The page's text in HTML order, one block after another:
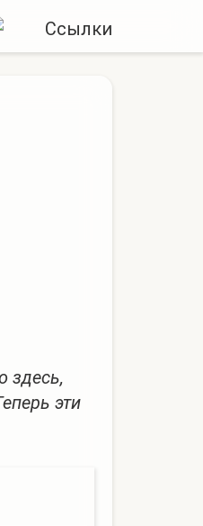
здесь,
эти